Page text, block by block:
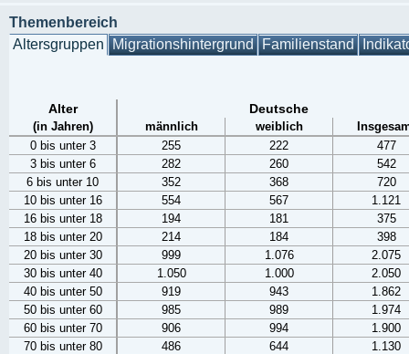
Themenbereich
Altersgruppen Migrationshintergrund Familienstand
Alter Deutsche
(in Jahren) männlich weiblich
0 bis unter 3
255 222
477
3 bis unter 6
282 260
542
6 bis unter 10
352 368
720
10 bis unter 16
554 567
1.121
16 bis unter 18
194 181
375
18 bis unter 20
214 184
398
20 bis unter 30
999 1.076
2.075
30 bis unter 40
1.050 1.000
2.050
40 bis unter 50
919 943
1.862
50 bis unter 60
985 989
1.974
60 bis unter 70
906 994
1.900
70 bis unter 80
486 644
1.130